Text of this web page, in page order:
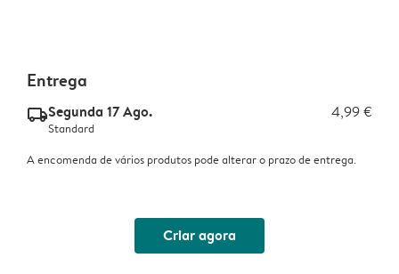
Entrega
delivery_standard_v2Segunda 17 Ago. 4,99 €
Standard
A encomenda de vários produtos pode alterar o prazo de entrega.
Criar agora